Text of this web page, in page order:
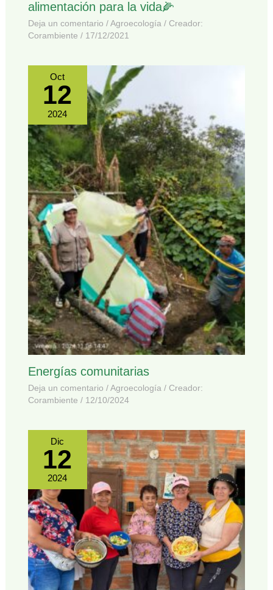
alimentación para la vida🌽
Deja un comentario /Agroecología / Creador:
Corambiente / 17/12/2021
Oct
12
2024
Energías comunitarias
Deja un comentario /Agroecología / Creador:
Corambiente / 12/10/2024
Dic
12
2024